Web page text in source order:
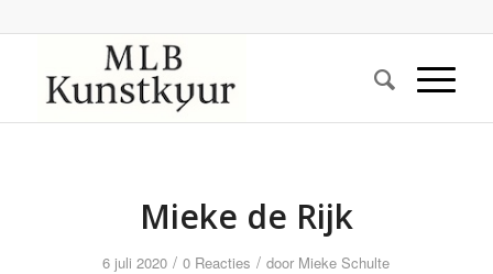
Mieke de Rijk
6 juli 2020 / 0 Reacties / door Mieke Schulte